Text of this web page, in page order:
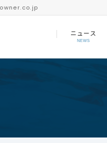
ニュース
NEWS